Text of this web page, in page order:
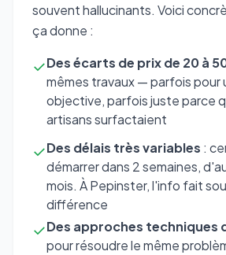
souvent hallucinants. Voici
ça donne :
✓Des écarts de prix de 20 à
mêmes travaux — parfois pour
objective, parfois juste parce
artisans surfactaient
✓Des délais très variables :
démarrer dans 2 semaines,
mois. À Pepinster, l'info fait
différence
✓Des approches techniques
pour résoudre le même